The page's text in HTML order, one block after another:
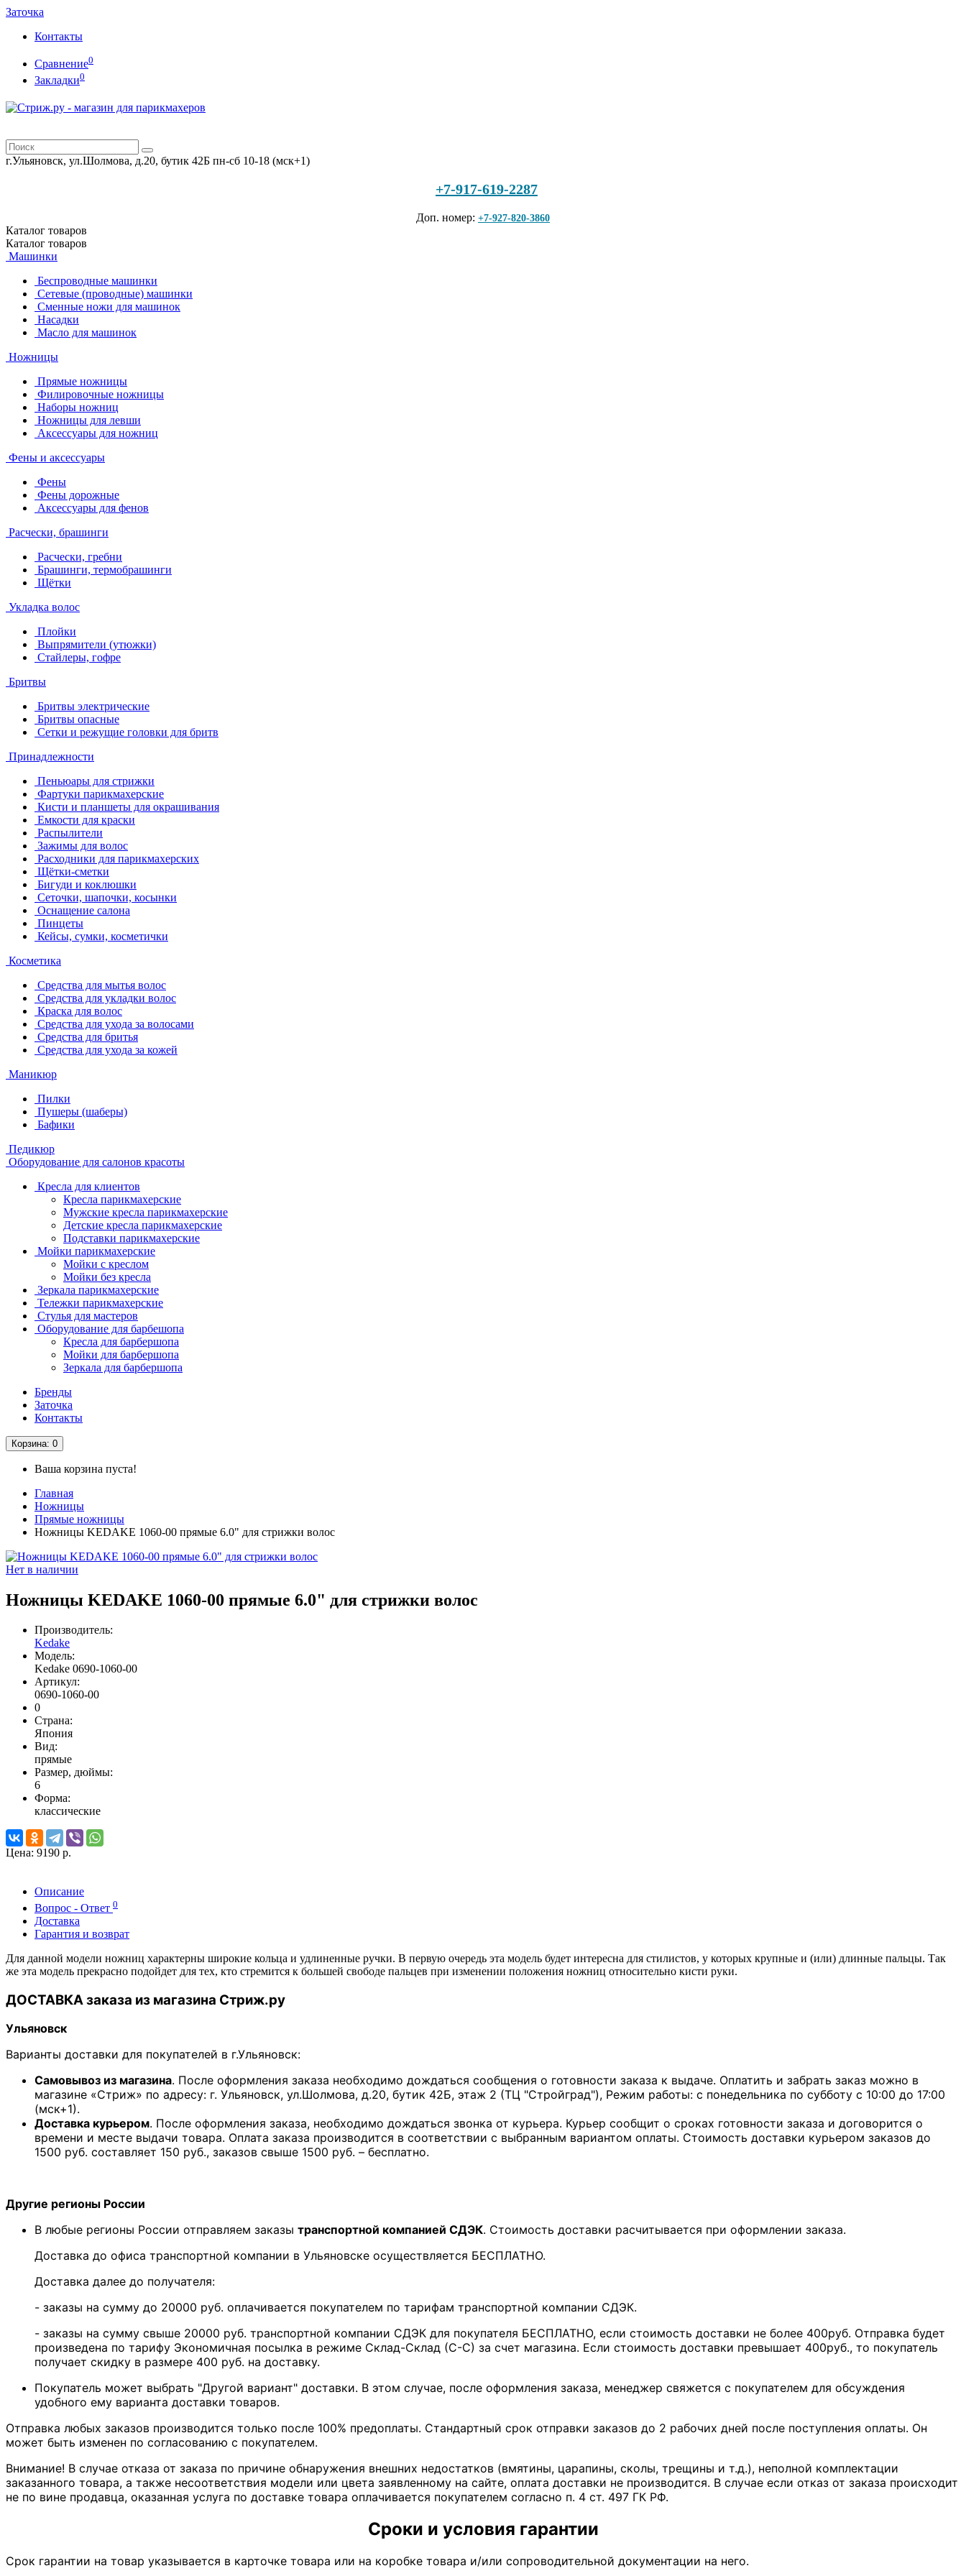
Заточка
Контакты
Сравнение0
Закладки0
г.Ульяновск, ул.Шолмова, д.20, бутик 42Б пн-сб 10-18 (мск+1)
+7-917-619-2287
Доп. номер: +7-927-820-3860
Каталог товаров
Каталог товаров
Машинки
Беспроводные машинки
Сетевые (проводные) машинки
Сменные ножи для машинок
Насадки
Масло для машинок
Ножницы
Прямые ножницы
Филировочные ножницы
Наборы ножниц
Ножницы для левши
Аксессуары для ножниц
Фены и аксессуары
Фены
Фены дорожные
Аксессуары для фенов
Расчески, брашинги
Расчески, гребни
Брашинги, термобрашинги
Щётки
Укладка волос
Плойки
Выпрямители (утюжки)
Стайлеры, гофре
Бритвы
Бритвы электрические
Бритвы опасные
Сетки и режущие головки для бритв
Принадлежности
Пеньюары для стрижки
Фартуки парикмахерские
Кисти и планшеты для окрашивания
Емкости для краски
Распылители
Зажимы для волос
Расходники для парикмахерских
Щётки-сметки
Бигуди и коклюшки
Сеточки, шапочки, косынки
Оснащение салона
Пинцеты
Кейсы, сумки, косметички
Косметика
Средства для мытья волос
Средства для укладки волос
Краска для волос
Средства для ухода за волосами
Средства для бритья
Средства для ухода за кожей
Маникюр
Пилки
Пушеры (шаберы)
Бафики
Педикюр
Оборудование для салонов красоты
Кресла для клиентов
Кресла парикмахерские
Мужские кресла парикмахерские
Детские кресла парикмахерские
Подставки парикмахерские
Мойки парикмахерские
Мойки с креслом
Мойки без кресла
Зеркала парикмахерские
Тележки парикмахерские
Стулья для мастеров
Оборудование для барбешопа
Кресла для барбершопа
Мойки для барбершопа
Зеркала для барбершопа
Бренды
Заточка
Контакты
Корзина: 0
Ваша корзина пуста!
Главная
Ножницы
Прямые ножницы
Ножницы KEDAKE 1060-00 прямые 6.0" для стрижки волос
Нет в наличии
Ножницы KEDAKE 1060-00 прямые 6.0" для стрижки волос
Производитель:
Kedake
Модель:
Kedake 0690-1060-00
Артикул:
0690-1060-00
0
Страна:
Япония
Вид:
прямые
Размер, дюймы:
6
Форма:
классические
Цена: 9190 р.
Описание
Вопрос - Ответ 0
Доставка
Гарантия и возврат
Для данной модели ножниц характерны широкие кольца и удлиненные ручки. В первую очередь эта модель будет интересна для стилистов, у которых крупные и (или) длинные пальцы. Так
же эта модель прекрасно подойдет для тех, кто стремится к большей свободе пальцев при изменении положения ножниц относительно кисти руки.
ДОСТАВКА заказа из магазина Стриж.ру
Ульяновск
Варианты доставки для покупателей в г.Ульяновск:
Самовывоз из магазина. После оформления заказа необходимо дождаться сообщения о готовности заказа к выдаче. Оплатить и забрать заказ можно в
магазине «Стриж» по адресу: г. Ульяновск, ул.Шолмова, д.20, бутик 42Б, этаж 2 (ТЦ "Стройград"), Режим работы: с понедельника по субботу с 10:00 до 17:00
(мск+1).
Доставка курьером. После оформления заказа, необходимо дождаться звонка от курьера. Курьер сообщит о сроках готовности заказа и договорится о
времени и месте выдачи товара. Оплата заказа производится в соответствии с выбранным вариантом оплаты. Стоимость доставки курьером заказов до
1500 руб. составляет 150 руб., заказов свыше 1500 руб. – бесплатно.
Другие регионы России
В любые регионы России отправляем заказы транспортной компанией СДЭК. Стоимость доставки расчитывается при оформлении заказа.
Доставка до офиса транспортной компании в Ульяновске осуществляется БЕСПЛАТНО.
Доставка далее до получателя:
- заказы на сумму до 20000 руб. оплачивается покупателем по тарифам транспортной компании СДЭК.
- заказы на сумму свыше 20000 руб. транспортной компании СДЭК для покупателя БЕСПЛАТНО, если стоимость доставки не более 400руб. Отправка будет
произведена по тарифу Экономичная посылка в режиме Склад-Склад (С-С) за счет магазина. Если стоимость доставки превышает 400руб., то покупатель
получает скидку в размере 400 руб. на доставку.
Покупатель может выбрать "Другой вариант" доставки. В этом случае, после оформления заказа, менеджер свяжется с покупателем для обсуждения
удобного ему варианта доставки товаров.
Отправка любых заказов производится только после 100% предоплаты. Стандартный срок отправки заказов до 2 рабочих дней после поступления оплаты. Он
может быть изменен по согласованию с покупателем.
Внимание! В случае отказа от заказа по причине обнаружения внешних недостатков (вмятины, царапины, сколы, трещины и т.д.), неполной комплектации
заказанного товара, а также несоответствия модели или цвета заявленному на сайте, оплата доставки не производится. В случае если отказ от заказа происходит
не по вине продавца, оказанная услуга по доставке товара оплачивается покупателем согласно п. 4 ст. 497 ГК РФ.
Сроки и условия гарантии
Срок гарантии на товар указывается в карточке товара или на коробке товара и/или сопроводительной документации на него.